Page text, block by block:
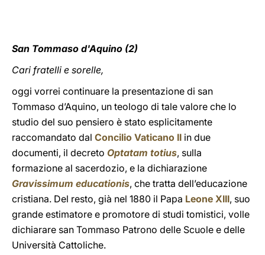
San Tommaso d'Aquino (2)
Cari fratelli e sorelle,
oggi vorrei continuare la presentazione di san
Tommaso d’Aquino, un teologo di tale valore che lo
studio del suo pensiero è stato esplicitamente
raccomandato dal Concilio Vaticano II in due
documenti, il decreto Optatam totius, sulla
formazione al sacerdozio, e la dichiarazione
Gravissimum educationis, che tratta dell’educazione
cristiana. Del resto, già nel 1880 il Papa Leone XIII, suo
grande estimatore e promotore di studi tomistici, volle
dichiarare san Tommaso Patrono delle Scuole e delle
Università Cattoliche.